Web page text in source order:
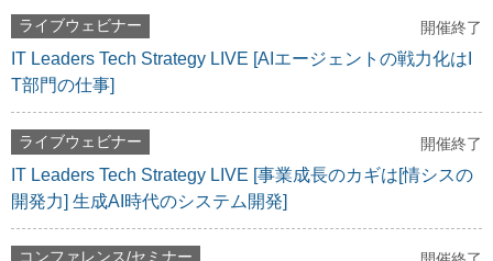
ライブウェビナー 開催終了
IT Leaders Tech Strategy LIVE [AIエージェントの戦力化はI
T部門の仕事]
ライブウェビナー 開催終了
IT Leaders Tech Strategy LIVE [事業成長のカギは[情シスの
開発力] 生成AI時代のシステム開発]
コンファレンス/セミナー